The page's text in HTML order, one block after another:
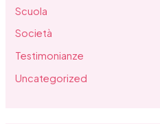
Scuola
Società
Testimonianze
Uncategorized